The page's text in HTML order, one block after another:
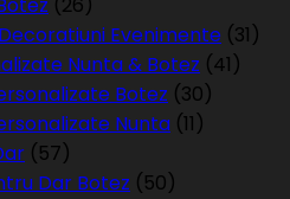
Evenimente (31)
Nunta & Botez (41)
Botez (30)
Nunta (11)
(57)
Dar Botez (50)